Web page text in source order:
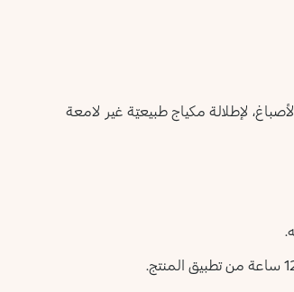
غنيّة بالأصباغ، لإطلالة مكياج طبيعيّة غير لامعة